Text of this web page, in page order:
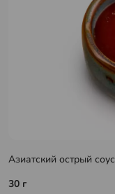
Азиатский острый соус
30 г